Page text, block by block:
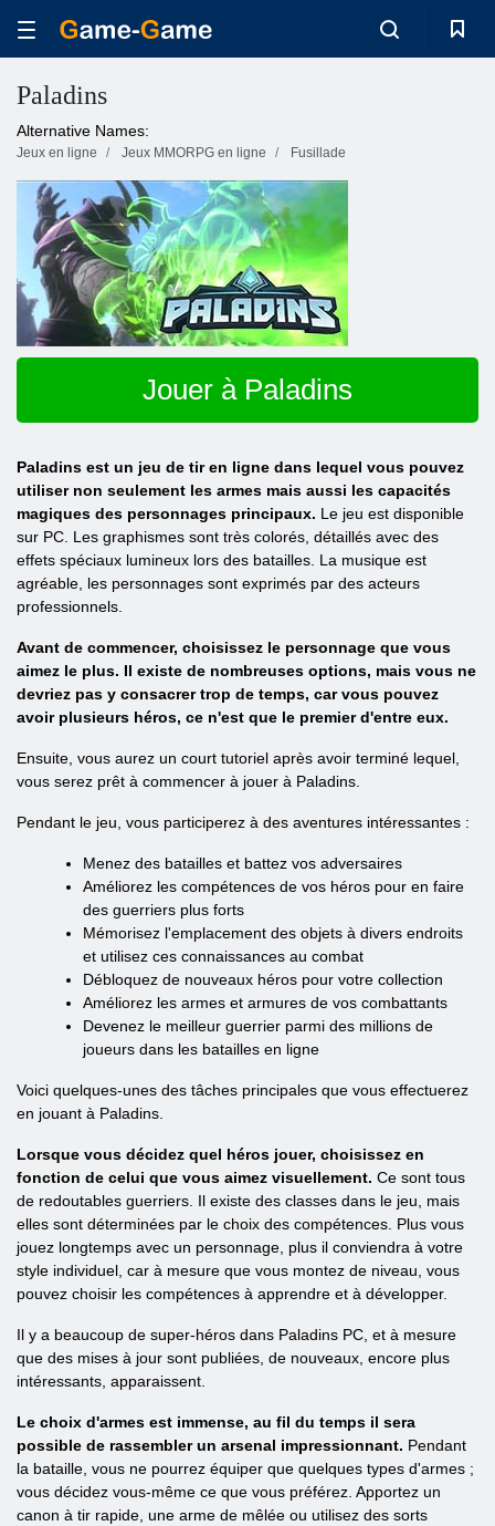
Paladins
Alternative Names:
Jeux en ligne Jeux MMORPG en ligne Fusillade
Jouer à Paladins
Paladins est un jeu de tir en ligne dans lequel vous pouvez
utiliser non seulement les armes mais aussi les capacités
magiques des personnages principaux. Le jeu est disponible
sur PC. Les graphismes sont très colorés, détaillés avec des
effets spéciaux lumineux lors des batailles. La musique est
agréable, les personnages sont exprimés par des acteurs
professionnels.
Avant de commencer, choisissez le personnage que vous
aimez le plus. Il existe de nombreuses options, mais vous ne
devriez pas y consacrer trop de temps, car vous pouvez
avoir plusieurs héros, ce n'est que le premier d'entre eux.
Ensuite, vous aurez un court tutoriel après avoir terminé lequel,
vous serez prêt à commencer à jouer à Paladins.
Pendant le jeu, vous participerez à des aventures intéressantes :
Menez des batailles et battez vos adversaires
Améliorez les compétences de vos héros pour en faire
des guerriers plus forts
Mémorisez l'emplacement des objets à divers endroits
et utilisez ces connaissances au combat
Débloquez de nouveaux héros pour votre collection
Améliorez les armes et armures de vos combattants
Devenez le meilleur guerrier parmi des millions de
joueurs dans les batailles en ligne
Voici quelques-unes des tâches principales que vous effectuerez
en jouant à Paladins.
Lorsque vous décidez quel héros jouer, choisissez en
fonction de celui que vous aimez visuellement. Ce sont tous
de redoutables guerriers. Il existe des classes dans le jeu, mais
elles sont déterminées par le choix des compétences. Plus vous
jouez longtemps avec un personnage, plus il conviendra à votre
style individuel, car à mesure que vous montez de niveau, vous
pouvez choisir les compétences à apprendre et à développer.
Il y a beaucoup de super-héros dans Paladins PC, et à mesure
que des mises à jour sont publiées, de nouveaux, encore plus
intéressants, apparaissent.
Le choix d'armes est immense, au fil du temps il sera
possible de rassembler un arsenal impressionnant. Pendant
la bataille, vous ne pourrez équiper que quelques types d'armes ;
vous décidez vous-même ce que vous préférez. Apportez un
canon à tir rapide, une arme de mêlée ou utilisez des sorts